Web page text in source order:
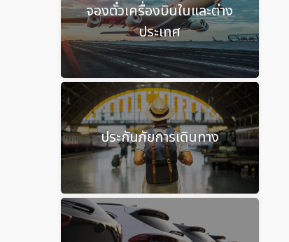
จองตั๋วเครื่องบินในและต่าง
ประเทศ
ประกันภัยการเดินทาง